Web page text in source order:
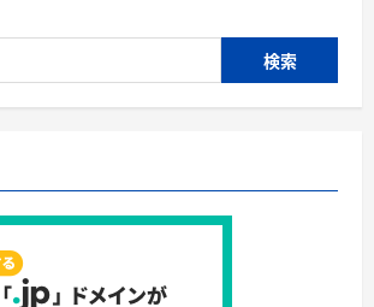
週
試
し
ー
に
い
て
さ
ト
ミ
ア
セ
ト
コ
ン
ビ